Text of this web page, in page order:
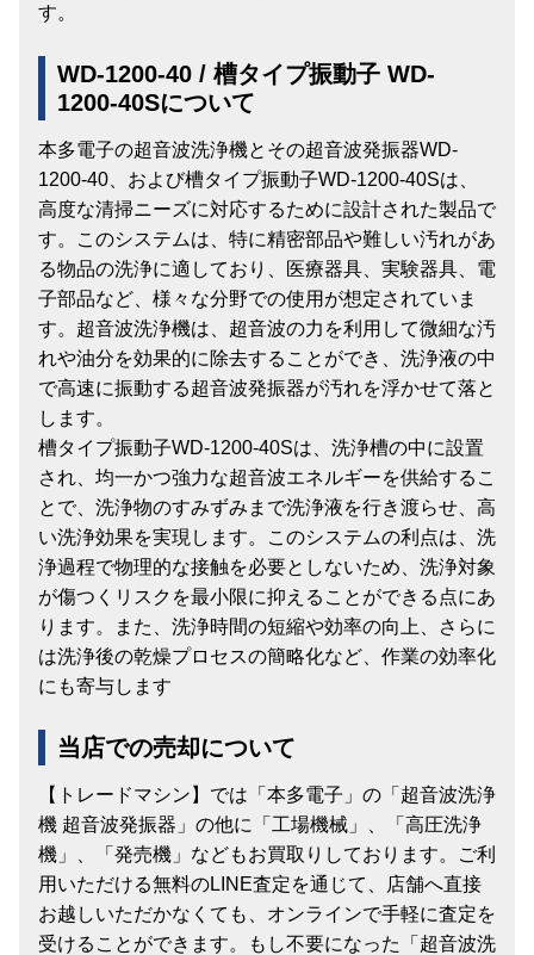
す。
WD-1200-40 / 槽タイプ振動子 WD-
1200-40Sについて
本多電子の超音波洗浄機とその超音波発振器WD-
1200-40、および槽タイプ振動子WD-1200-40Sは、
高度な清掃ニーズに対応するために設計された製品で
す。このシステムは、特に精密部品や難しい汚れがあ
る物品の洗浄に適しており、医療器具、実験器具、電
子部品など、様々な分野での使用が想定されていま
す。超音波洗浄機は、超音波の力を利用して微細な汚
れや油分を効果的に除去することができ、洗浄液の中
で高速に振動する超音波発振器が汚れを浮かせて落と
します。
槽タイプ振動子WD-1200-40Sは、洗浄槽の中に設置
され、均一かつ強力な超音波エネルギーを供給するこ
とで、洗浄物のすみずみまで洗浄液を行き渡らせ、高
い洗浄効果を実現します。このシステムの利点は、洗
浄過程で物理的な接触を必要としないため、洗浄対象
が傷つくリスクを最小限に抑えることができる点にあ
ります。また、洗浄時間の短縮や効率の向上、さらに
は洗浄後の乾燥プロセスの簡略化など、作業の効率化
にも寄与します
当店での売却について
【トレードマシン】では「本多電子」の「超音波洗浄
機 超音波発振器」の他に「工場機械」、「高圧洗浄
機」、「発売機」などもお買取りしております。ご利
用いただける無料のLINE査定を通じて、店舗へ直接
お越しいただかなくても、オンラインで手軽に査定を
受けることができます。もし不要になった「超音波洗